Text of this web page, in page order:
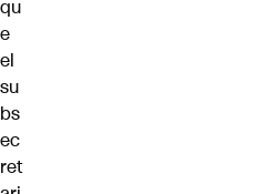
qu
e
el
su
bs
ec
ret